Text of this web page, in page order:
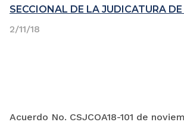
SECCIONAL DE LA JUDICATURA
Acuerdo No. CSJCOA18-101 de
2/11/18